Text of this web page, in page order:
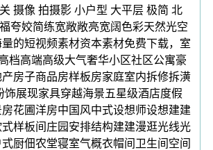
摄像 拍摄影 小户型 大平层 极简 北
夸姣简练宽敞敞亮宽阔色彩天然光空
的短视频素材资本素材免费下载，室
档高端高级大气奢华小区社区公寓豪
房子商品房样板房家庭室内拆修拆潢
饰展现家具穿越海景五星级酒店度假
花圃洋房中国风中式设想师设想建建
样板间庄园安排结构建建漫逛光线光
厨佃农堂寝室气概衣帽间卫生间空间